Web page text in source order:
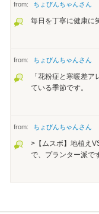
from: ちょびんちゃんさん
毎日を丁寧に健康に
from: ちょびんちゃんさん
「花粉症と寒暖差
ている季節です。
from: ちょびんちゃんさん
>【ムスボ】地植え
で、プランター派で